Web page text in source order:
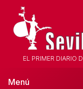
EL PRIMER DIARIO
Menú